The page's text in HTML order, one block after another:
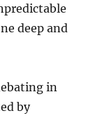
deep and
in
by